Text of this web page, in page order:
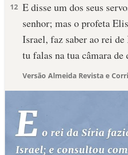
12 E disse um dos seus
senhor; mas o profeta
Israel, faz saber ao rei
tu falas na tua câmara de
Versão Almeida Revista e